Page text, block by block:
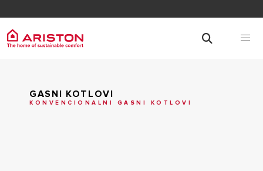
GASNI KOTLOVI
KONVENCIONALNI GASNI KOTLOVI